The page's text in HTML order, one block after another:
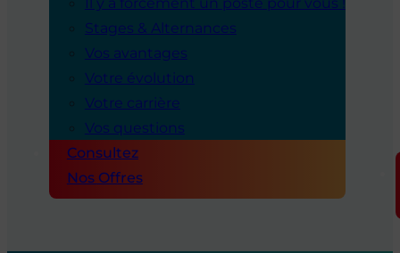
Stages & Alternances
Vos avantages
Votre évolution
Votre carrière
Vos questions
Consultez
Nos Offres